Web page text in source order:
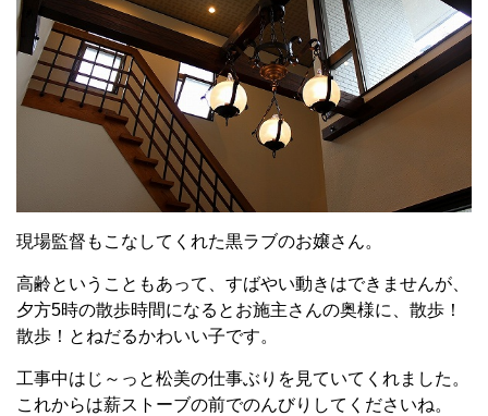
現場監督もこなしてくれた黒ラブのお嬢さん。
高齢ということもあって、すばやい動きはできませんが、
夕方5時の散歩時間になるとお施主さんの奥様に、散歩！
散歩！とねだるかわいい子です。
工事中はじ～っと松美の仕事ぶりを見ていてくれました。
これからは薪ストーブの前でのんびりしてくださいね。